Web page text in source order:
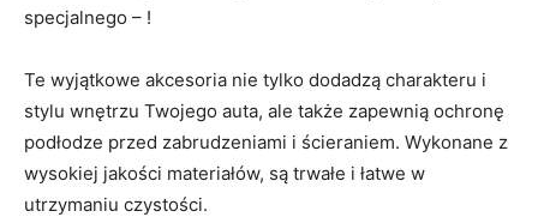
specjalnego – ‍!
Te wyjątkowe akcesoria ‌nie⁤ tylko dodadzą ⁣charakteru⁢ i
stylu wnętrzu ‍Twojego auta, ale‍ także zapewnią ochronę
⁢podłodze⁣ przed ‍zabrudzeniami i‌ ścieraniem. Wykonane z⁣
wysokiej jakości materiałów, są trwałe i⁣ łatwe ⁢w
utrzymaniu czystości.